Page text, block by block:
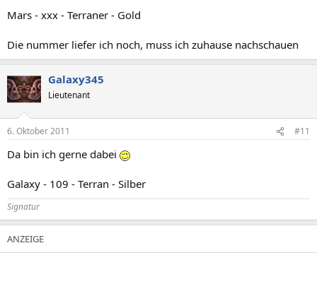
Mars - xxx - Terraner - Gold
Die nummer liefer ich noch, muss ich zuhause nachschauen
Galaxy345
Lieutenant
6. Oktober 2011 #11
Da bin ich gerne dabei
Galaxy - 109 - Terran - Silber
Signatur